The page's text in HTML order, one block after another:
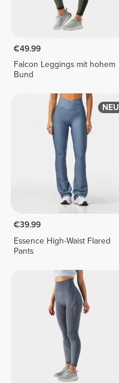
€49.99
Falcon Leggings mit hohem
Bund
NEU
€39.99
Essence High-Waist Flared
Pants